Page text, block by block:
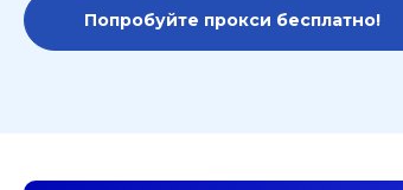
Попробуйте прокси бесплатно!